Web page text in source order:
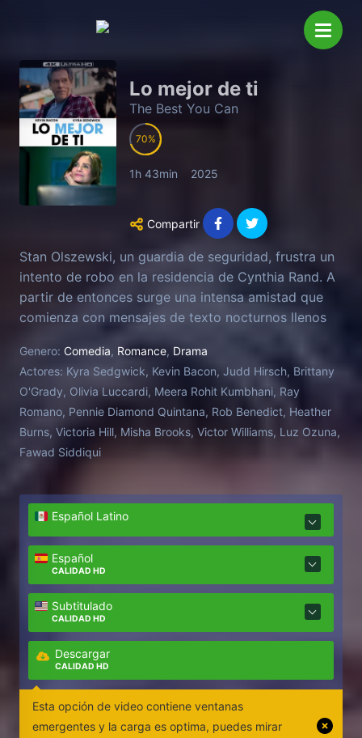
Lo mejor de ti
The Best You Can
70
1h 43min 2025
Compartir
Stan Olszewski, un guardia de seguridad, frustra un
intento de robo en la residencia de Cynthia Rand. A
partir de entonces surge una intensa amistad que
comienza con mensajes de texto nocturnos llenos
la vida de ambos.
Genero: Comedia, Romance, Drama
Actores: Kyra Sedgwick, Kevin Bacon, Judd Hirsch, Brittany
O'Grady, Olivia Luccardi, Meera Rohit Kumbhani, Ray
Romano, Pennie Diamond Quintana, Rob Benedict, Heather
Burns, Victoria Hill, Misha Brooks, Victor Williams, Luz Ozuna,
Fawad Siddiqui
Español Latino
Español
CALIDAD HD
Subtitulado
CALIDAD HD
Descargar
CALIDAD HD
Esta opción de video contiene ventanas
emergentes y la carga es optima, puedes mirar